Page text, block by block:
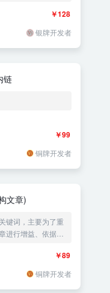
￥128
银牌开发者
链
￥99
铜牌开发者
文章)
键词，主要为了重
进行增益、依据
￥89
铜牌开发者